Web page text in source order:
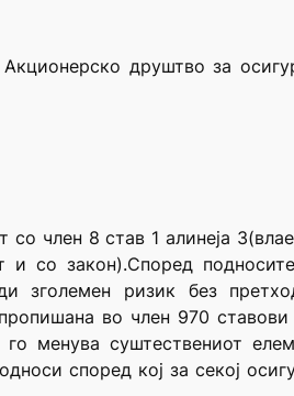
друштво за
со член 8 став 1 алинеја
и со закон).Според
зголемен ризик без
во член 970
менува суштествениот
според кој за секој